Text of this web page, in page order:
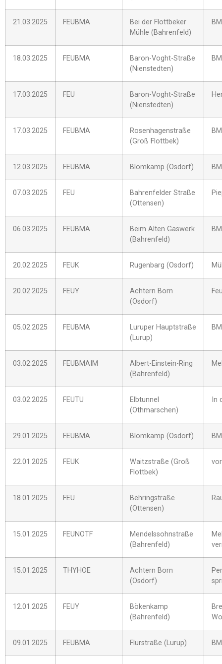
21.03.2025 FEUBMA
Bei der Flottbeker
Mühle (Bahrenfeld)
18.03.2025 FEUBMA
Baron-Voght-Straße
(Nienstedten)
17.03.2025 FEU
Baron-Voght-Straße
(Nienstedten)
17.03.2025 FEUBMA
Rosenhagenstraße
(Groß Flottbek)
12.03.2025 FEUBMA Blomkamp (Osdorf)
07.03.2025 FEU
Bahrenfelder Straße
(Ottensen)
06.03.2025 FEUBMA
Beim Alten Gaswerk
(Bahrenfeld)
20.02.2025 FEUK Rugenbarg (Osdorf)
20.02.2025 FEUY
Achtern Born
(Osdorf)
05.02.2025 FEUBMA
Luruper Hauptstraße
(Lurup)
03.02.2025 FEUBMAIM
Albert-Einstein-Ring
(Bahrenfeld)
03.02.2025 FEUTU
Elbtunnel
(Othmarschen)
In
29.01.2025 FEUBMA Blomkamp (Osdorf)
22.01.2025 FEUK
Waitzstraße (Groß
Flottbek)
18.01.2025 FEU
Behringstraße
(Ottensen)
15.01.2025 FEUNOTF
Mendelssohnstraße
(Bahrenfeld)
15.01.2025 THYHOE
Achtern Born
(Osdorf)
12.01.2025 FEUY
Bökenkamp
(Bahrenfeld)
09.01.2025 FEUBMA Flurstraße (Lurup)